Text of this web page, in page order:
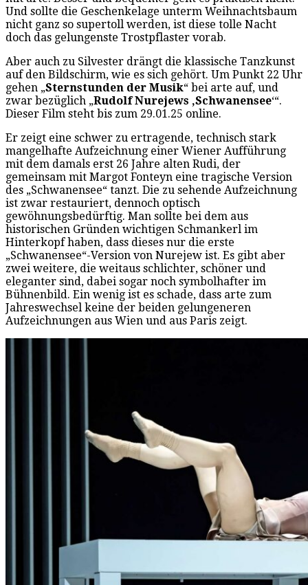
Und sollte die Geschenkelage unterm Weihnachtsbaum
nicht ganz so supertoll werden, ist diese tolle Nacht
doch das gelungenste Trostpflaster vorab.
Aber auch zu Silvester drängt die klassische Tanzkunst
auf den Bildschirm, wie es sich gehört. Um Punkt 22 Uhr
gehen „Sternstunden der Musik“ bei arte auf, und
zwar bezüglich „Rudolf Nurejews ‚Schwanensee‘“.
Dieser Film steht bis zum 29.01.25 online.
Er zeigt eine schwer zu ertragende, technisch stark
mangelhafte Aufzeichnung einer Wiener Aufführung
mit dem damals erst 26 Jahre alten Rudi, der
gemeinsam mit Margot Fonteyn eine tragische Version
des „Schwanensee“ tanzt. Die zu sehende Aufzeichnung
ist zwar restauriert, dennoch optisch
gewöhnungsbedürftig. Man sollte bei dem aus
historischen Gründen wichtigen Schmankerl im
Hinterkopf haben, dass dieses nur die erste
„Schwanensee“-Version von Nurejew ist. Es gibt aber
zwei weitere, die weitaus schlichter, schöner und
eleganter sind, dabei sogar noch symbolhafter im
Bühnenbild. Ein wenig ist es schade, dass arte zum
Jahreswechsel keine der beiden gelungeneren
Aufzeichnungen aus Wien und aus Paris zeigt.